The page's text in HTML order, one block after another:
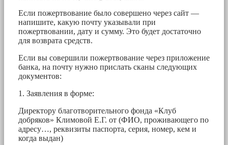
Если пожертвование было совершено через сайт —
напишите, какую почту указывали при
пожертвовании, дату и сумму. Это будет достаточно
для возврата средств.
Если вы совершили пожертвование через приложение
банка, на почту нужно прислать сканы следующих
документов:
1. Заявления в форме:
Директору благотворительного фонда «Клуб
добряков» Климовой Е.Г. от (ФИО, проживающего по
адресу…, реквизиты паспорта, серия, номер, кем и
когда выдан)